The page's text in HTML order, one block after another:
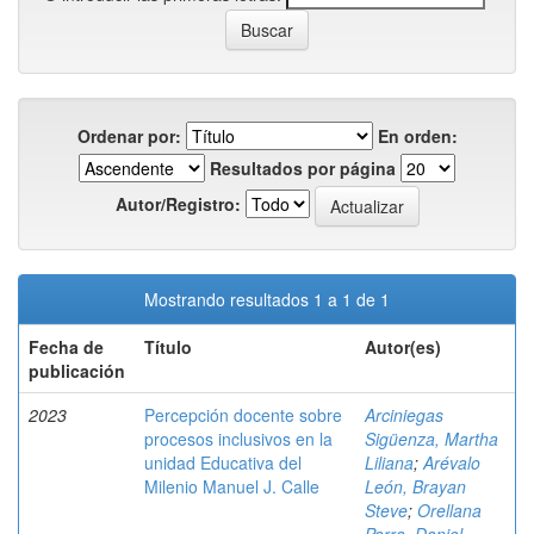
Ordenar por:
En orden:
Resultados por página
Autor/Registro:
Mostrando resultados 1 a 1 de 1
Fecha de
publicación
Título Autor(es)
2023
Percepción docente sobre
procesos inclusivos en la
unidad Educativa del
Milenio Manuel J. Calle
Arciniegas
Sigüenza, Martha
Liliana;Arévalo
León, Brayan
Steve; Orellana